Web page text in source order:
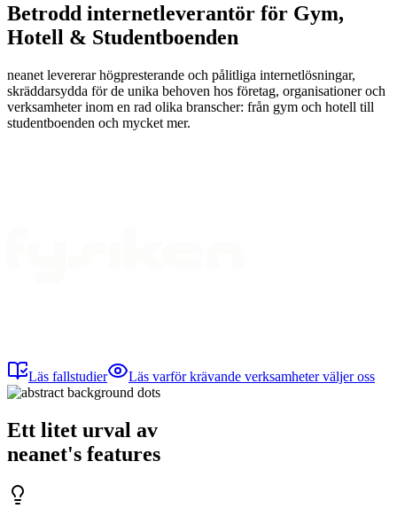
Betrodd internetleverantör för Gym,
Hotell & Studentboenden
neanet levererar högpresterande och pålitliga internetlösningar,
skräddarsydda för de unika behoven hos företag, organisationer och
verksamheter inom en rad olika branscher: från gym och hotell till
studentboenden och mycket mer.
Läs fallstudier Läs varför krävande verksamheter väljer oss
Ett litet urval av
neanet's features